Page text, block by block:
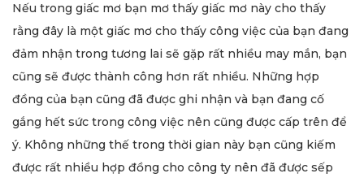
Nếu trong giấc mơ bạn mơ thấy giấc mơ này cho thấy
rằng đây là một giấc mơ cho thấy công việc của bạn đang
đảm nhận trong tương lai sẽ gặp rất nhiều may mắn, bạn
cũng sẽ được thành công hơn rất nhiều. Những hợp
đồng của bạn cũng đã được ghi nhận và bạn đang cố
gắng hết sức trong công việc nên cũng được cấp trên để
ý. Không những thế trong thời gian này bạn cũng kiếm
được rất nhiều hợp đồng cho công ty nên đã được sếp